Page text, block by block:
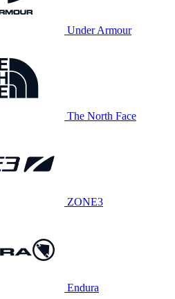
Under Armour
The North Face
ZONE3
Endura